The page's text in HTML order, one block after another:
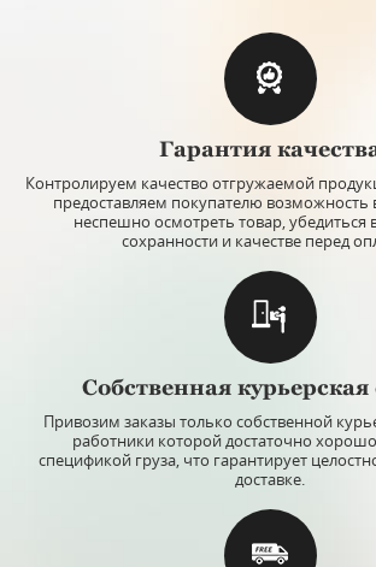
Гарантия
Контролируем качество отгружаемой
предоставляем покупателю возможность
неспешно осмотреть товар, убедиться
сохранности и качестве перед
Собственная курьерская
Привозим заказы только собственной
работники которой достаточно
спецификой груза, что гарантирует
доставке.